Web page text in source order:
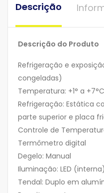
Descrição
Descrição do Produto
Refrigeração e
congeladas)
Temperatura: +1° a +7°C
Refrigeração: Estática
parte superior e placa
Controle de
Termômetro digital
Degelo: Manual
Iluminação: LED
Tendal: Duplo em